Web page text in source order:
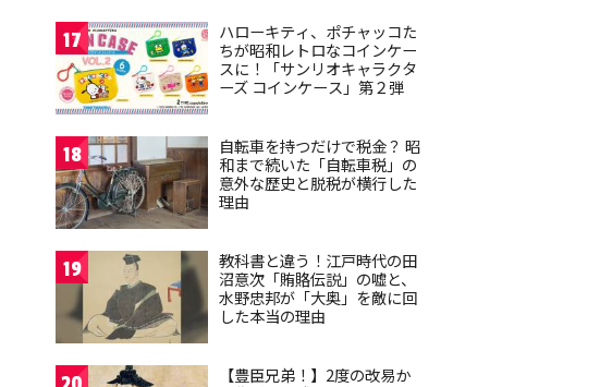
17
ハローキティ、ポチャッコた
ちが昭和レトロなコインケー
スに！「サンリオキャラクタ
ーズ コインケース」第２弾
18
自転車を持つだけで税金？ 昭
和まで続いた「自転車税」の
意外な歴史と脱税が横行した
理由
19
教科書と違う！江戸時代の田
沼意次「賄賂伝説」の嘘と、
水野忠邦が「大奥」を敵に回
した本当の理由
【豊臣兄弟！】2度の改易か